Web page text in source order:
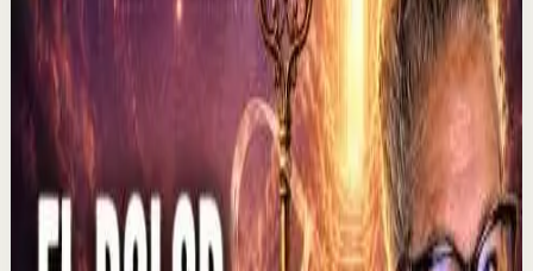
Ver
→
2:37
YouTube Charla
Sesión profunda
Media
El que muestra hambre no come... | Alex Pro
en @asiomasclaropodcast con César Lozano